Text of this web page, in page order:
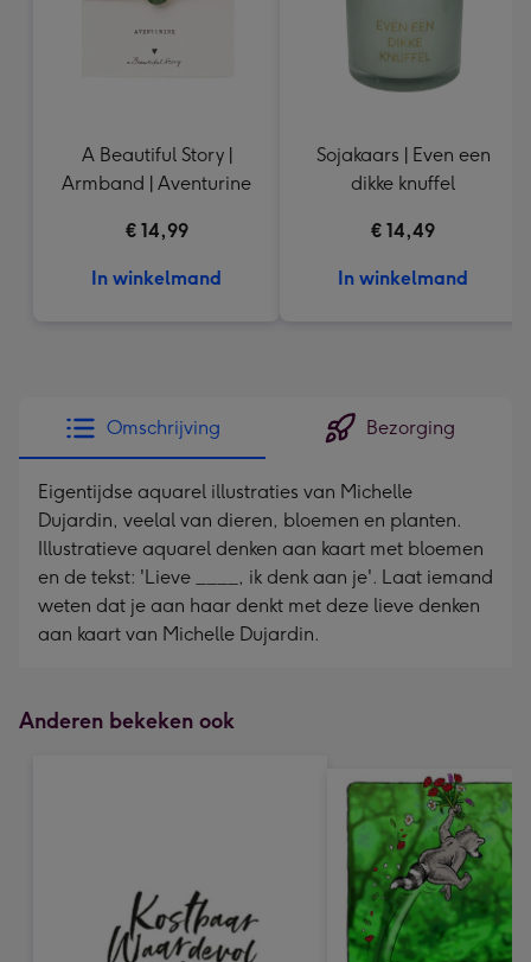
A Beautiful Story |
Armband | Aventurine
€ 14,99
In winkelmand
Sojakaars | Even een
dikke knuffel
€ 14,49
In winkelmand
Omschrijving Bezorging
Eigentijdse aquarel illustraties van Michelle
Dujardin, veelal van dieren, bloemen en planten.
Illustratieve aquarel denken aan kaart met bloemen
en de tekst: 'Lieve ____, ik denk aan je'. Laat iemand
weten dat je aan haar denkt met deze lieve denken
aan kaart van Michelle Dujardin.
Anderen bekeken ook